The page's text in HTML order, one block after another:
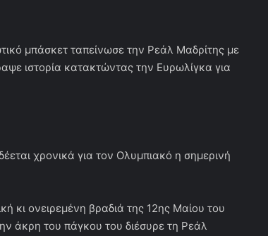
μπάσκετ ταπείνωσε την Ρεάλ Μαδρίτης με
ιστορία κατακτώντας την Ευρωλίγκα για
χρονικά για τον Ολυμπιακό η σημερινή
κι ονειρεμένη βραδιά της 12ης Μαίου του
άκρη του πάγκου του διέσυρε τη Ρεάλ